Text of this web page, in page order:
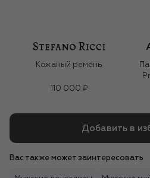
Кожаный ремень
110 000 ₽
Добавить в
Вас также может заинтересовать